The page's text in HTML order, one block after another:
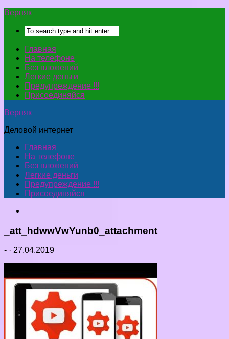
Верняк
Главная
На телефоне
Без вложений
Легкие деньги
Предупреждение !!!
Присоединяйся
Верняк
Деловой интернет
Главная
На телефоне
Без вложений
Легкие деньги
Предупреждение !!!
Присоединяйся
_att_hdwwVwYunb0_attachment
- · 27.04.2019